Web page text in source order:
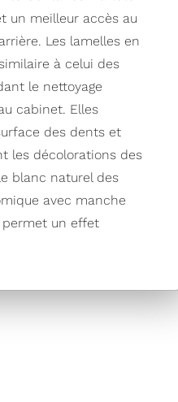
un meilleur accès au
Les lamelles en
à celui des
le nettoyage
cabinet. Elles
des dents et
les décolorations des
blanc naturel des
avec manche
permet un effet